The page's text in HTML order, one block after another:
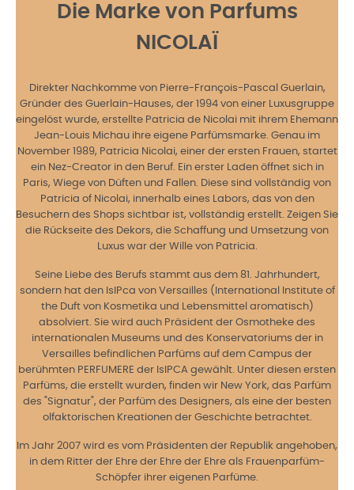
Die Marke von Parfums
NICOLAÏ
Direkter Nachkomme von Pierre-François-Pascal Guerlain,
Gründer des Guerlain-Hauses, der 1994 von einer Luxusgruppe
eingelöst wurde, erstellte Patricia de Nicolai mit ihrem Ehemann
Jean-Louis Michau ihre eigene Parfümsmarke. Genau im
November 1989, Patricia Nicolai, einer der ersten Frauen, startet
ein Nez-Creator in den Beruf. Ein erster Laden öffnet sich in
Paris, Wiege von Düften und Fallen. Diese sind vollständig von
Patricia of Nicolai, innerhalb eines Labors, das von den
Besuchern des Shops sichtbar ist, vollständig erstellt. Zeigen Sie
die Rückseite des Dekors, die Schaffung und Umsetzung von
Luxus war der Wille von Patricia.
Seine Liebe des Berufs stammt aus dem 81. Jahrhundert,
sondern hat den IsIPca von Versailles (International Institute of
the Duft von Kosmetika und Lebensmittel aromatisch)
absolviert. Sie wird auch Präsident der Osmotheke des
internationalen Museums und des Konservatoriums der in
Versailles befindlichen Parfüms auf dem Campus der
berühmten PERFUMERE der IsIPCA gewählt. Unter diesen ersten
Parfüms, die erstellt wurden, finden wir New York, das Parfüm
des "Signatur", der Parfüm des Designers, als eine der besten
olfaktorischen Kreationen der Geschichte betrachtet.
Im Jahr 2007 wird es vom Präsidenten der Republik angehoben,
in dem Ritter der Ehre der Ehre der Ehre als Frauenparfüm-
Schöpfer ihrer eigenen Parfüme.